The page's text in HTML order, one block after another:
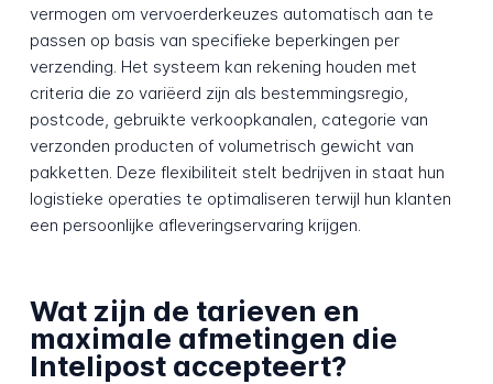
vermogen om vervoerderkeuzes automatisch aan te
passen op basis van specifieke beperkingen per
verzending. Het systeem kan rekening houden met
criteria die zo variëerd zijn als bestemmingsregio,
postcode, gebruikte verkoopkanalen, categorie van
verzonden producten of volumetrisch gewicht van
pakketten. Deze flexibiliteit stelt bedrijven in staat hun
logistieke operaties te optimaliseren terwijl hun klanten
een persoonlijke afleveringservaring krijgen.
Wat zijn de tarieven en
maximale afmetingen die
Intelipost accepteert?